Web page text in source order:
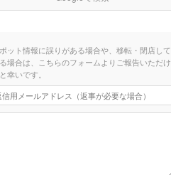
ット情報に誤りがある場合や、移転・閉店して
場合は、こちらのフォームよりご報告いただけ
幸いです。